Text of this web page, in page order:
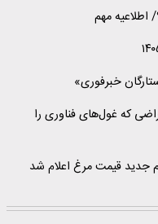
اطلاعیه مهم
خبرفوری»
که غول‌های فناوری را
جدید قیمت مرغ اعلام شد